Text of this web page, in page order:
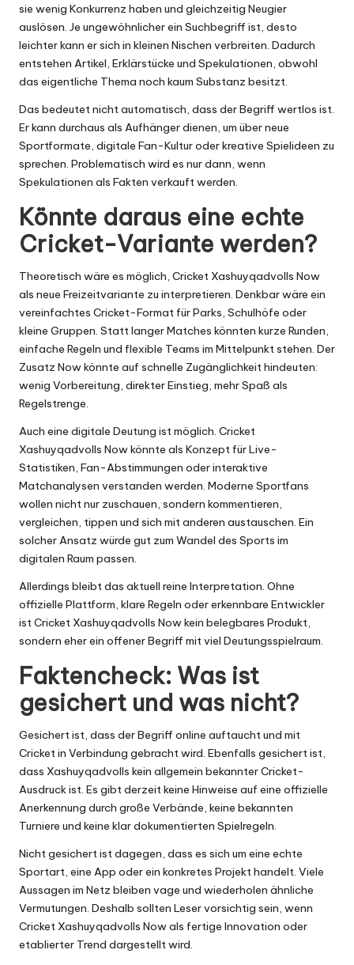
sie wenig Konkurrenz haben und gleichzeitig Neugier
auslösen. Je ungewöhnlicher ein Suchbegriff ist, desto
leichter kann er sich in kleinen Nischen verbreiten. Dadurch
entstehen Artikel, Erklärstücke und Spekulationen, obwohl
das eigentliche Thema noch kaum Substanz besitzt.
Das bedeutet nicht automatisch, dass der Begriff wertlos ist.
Er kann durchaus als Aufhänger dienen, um über neue
Sportformate, digitale Fan-Kultur oder kreative Spielideen zu
sprechen. Problematisch wird es nur dann, wenn
Spekulationen als Fakten verkauft werden.
Könnte daraus eine echte
Cricket-Variante werden?
Theoretisch wäre es möglich, Cricket Xashuyqadvolls Now
als neue Freizeitvariante zu interpretieren. Denkbar wäre ein
vereinfachtes Cricket-Format für Parks, Schulhöfe oder
kleine Gruppen. Statt langer Matches könnten kurze Runden,
einfache Regeln und flexible Teams im Mittelpunkt stehen. Der
Zusatz Now könnte auf schnelle Zugänglichkeit hindeuten:
wenig Vorbereitung, direkter Einstieg, mehr Spaß als
Regelstrenge.
Auch eine digitale Deutung ist möglich. Cricket
Xashuyqadvolls Now könnte als Konzept für Live-
Statistiken, Fan-Abstimmungen oder interaktive
Matchanalysen verstanden werden. Moderne Sportfans
wollen nicht nur zuschauen, sondern kommentieren,
vergleichen, tippen und sich mit anderen austauschen. Ein
solcher Ansatz würde gut zum Wandel des Sports im
digitalen Raum passen.
Allerdings bleibt das aktuell reine Interpretation. Ohne
offizielle Plattform, klare Regeln oder erkennbare Entwickler
ist Cricket Xashuyqadvolls Now kein belegbares Produkt,
sondern eher ein offener Begriff mit viel Deutungsspielraum.
Faktencheck: Was ist
gesichert und was nicht?
Gesichert ist, dass der Begriff online auftaucht und mit
Cricket in Verbindung gebracht wird. Ebenfalls gesichert ist,
dass Xashuyqadvolls kein allgemein bekannter Cricket-
Ausdruck ist. Es gibt derzeit keine Hinweise auf eine offizielle
Anerkennung durch große Verbände, keine bekannten
Turniere und keine klar dokumentierten Spielregeln.
Nicht gesichert ist dagegen, dass es sich um eine echte
Sportart, eine App oder ein konkretes Projekt handelt. Viele
Aussagen im Netz bleiben vage und wiederholen ähnliche
Vermutungen. Deshalb sollten Leser vorsichtig sein, wenn
Cricket Xashuyqadvolls Now als fertige Innovation oder
etablierter Trend dargestellt wird.